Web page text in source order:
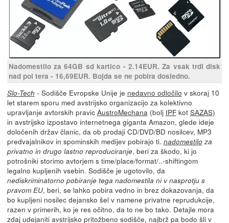
Nadomestilo za 64GB sd kartico - 2.14EUR. Za vsak trdi disk
nad pol tera - 16,69EUR. Bojda se ne pobira dosledno.
Slo-Tech - Sodišče Evropske Unije je nedavno odločilo v skoraj 10
let starem sporu med avstrijsko organizacijo za kolektivno
upravljanje avtorskih pravic AustroMechana (bolj IPFkot SAZAS)
in avstrijsko izpostavo internetnega giganta Amazon, glede ideje
določenih držav članic, da ob prodaji CD/DVD/BD nosilcev, MP3
predvajalnikov in spominskih medijev pobirajo ti. nadomestilo za
privatno in drugo lastno reproduciranje, beri za škodo, ki jo
potrošniki storimo avtorjem s time/place/format/..-shiftingom
legalno kupljenih vsebin. Sodišče je ugotovilo, da
nediskriminatorno pobiranje tega nadomestila ni v nasprotju s
pravom EU, beri, se lahko pobira vedno in brez dokazovanja, da
bo kupljeni nosilec dejansko šel v namene privatne reprudukcije,
razen v primerih, ko je res očitno, da to ne bo tako. Detajle mora
zdaj udejaniti avstrijsko pritožbeno sodišče, najbrž pa bodo šli v